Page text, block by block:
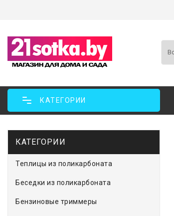
КАТЕГОРИИ
КАТЕГОРИИ
Теплицы из поликарбоната
Беседки из поликарбоната
Бензиновые триммеры